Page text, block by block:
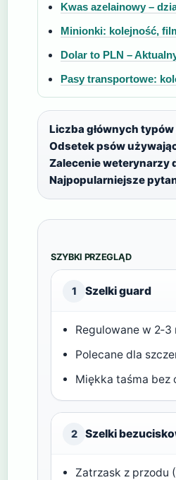
Kwas azelainowy –
Minionki: kolejność,
Dolar to PLN –
Pasy transportowe:
Liczba głównych
Odsetek psów
Zalecenie weterynarzy
Najpopularniejsze
SZYBKI PRZEGLĄD
1 Szelki guard
Regulowane w
Polecane dla
Miękka taśma bez
2 Szelki
Zatrzask z przodu (